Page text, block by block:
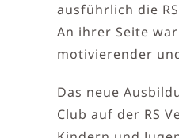
ausführlich die
An ihrer Seite
motivierender
Das neue
Club auf der RS